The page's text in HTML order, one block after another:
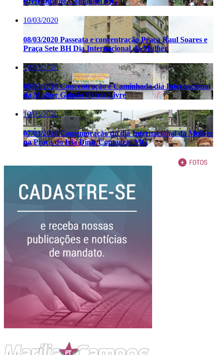
10/03/2020
08/03/2020 Passeata e concentração Praça Raul Soares e
Praça Sete BH Dia Internacional da Mulher
10/03/2020
08/03/2020 Concentração e Caminhada dia Internacional
da Mulher Galpão Pátria Livre
10/03/2020
07/03/2020 Comemoração do dia Internacional da Mulher
na Praça do Iria Diniz Contagem MG